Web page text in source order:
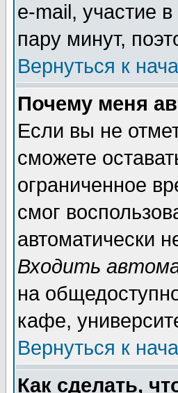
e-mail, участие
пару минут,
Вернуться к
Почему меня
Если вы не
сможете
ограниченное
смог
автоматически
Входить
на
кафе,
Вернуться к
Как сделать,